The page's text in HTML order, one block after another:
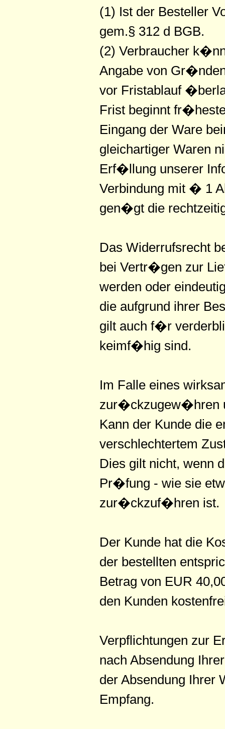
(1) Ist der Besteller
gem.§ 312 d BGB.
(2) Verbraucher
Angabe von
vor Fristablauf
Frist beginnt
Eingang der Ware
gleichartiger Waren
Erf�llung unserer
Verbindung mit � 1
gen�gt die
Das Widerrufsrecht
bei Vertr�gen zur
werden oder
die aufgrund ihrer
gilt auch f�r
keimf�hig sind.
Im Falle eines
zur�ckzugew�hren
Kann der Kunde die
verschlechtertem
Dies gilt nicht, wenn
Pr�fung - wie sie
zur�ckzuf�hren ist.
Der Kunde hat die
der bestellten
Betrag von EUR
den Kunden
Verpflichtungen zur
nach Absendung
der Absendung
Empfang.